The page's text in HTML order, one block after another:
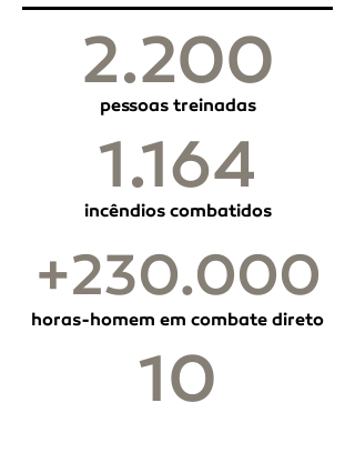
2.200
pessoas treinadas
1.164
incêndios combatidos
+230.000
horas-homem em combate direto
10